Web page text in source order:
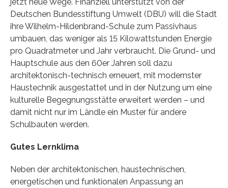
Deutschen Bundesstiftung Umwelt (DBU) will die Stadt
ihre Wilhelm-Hildenbrand-Schule zum Passivhaus
umbauen, das weniger als 15 Kilowattstunden Energie
pro Quadratmeter und Jahr verbraucht. Die Grund- und
Hauptschule aus den 60er Jahren soll dazu
architektonisch-technisch erneuert, mit modernster
Haustechnik ausgestattet und in der Nutzung um eine
kulturelle Begegnungsstätte erweitert werden – und
damit nicht nur im Ländle ein Muster für andere
Schulbauten werden.
Gutes Lernklima
Neben der architektonischen, haustechnischen,
energetischen und funktionalen Anpassung an